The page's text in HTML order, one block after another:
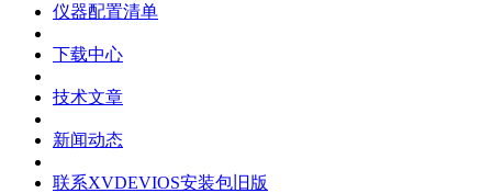
仪器配置清单
下载中心
技术文章
新闻动态
联系XVDEVIOS安装包旧版